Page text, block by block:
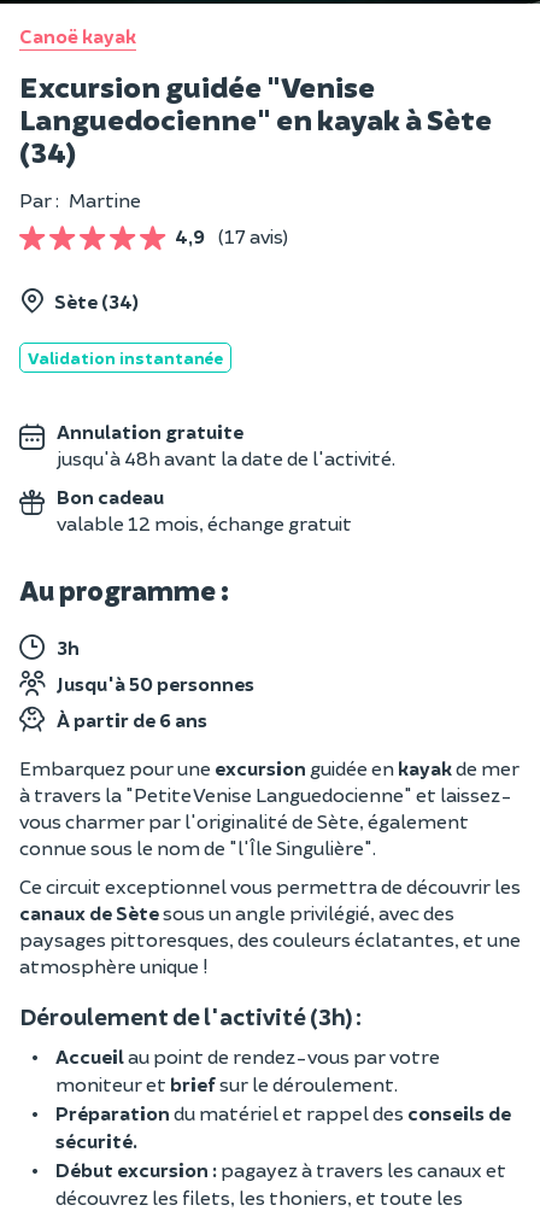
Canoë kayak
Excursion guidée "Venise
Languedocienne" en kayak à Sète
(34)
Par : Martine
4,9 (17 avis)
Sète (34)
Validation instantanée
Annulation gratuite
jusqu'à 48h avant la date de l'activité.
Bon cadeau
valable 12 mois, échange gratuit
Au programme :
3h
Jusqu'à 50 personnes
À partir de 6 ans
Embarquez pour une excursion guidée en kayakde mer
à travers la "Petite Venise Languedocienne" et laissez-
vous charmer par l'originalité de Sète, également
connue sous le nom de "l'Île Singulière".
Ce circuit exceptionnel vous permettra de découvrir les
canaux de Sètesous un angle privilégié, avec des
paysages pittoresques, des couleurs éclatantes, et une
atmosphère unique !
Déroulement de l'activité (3h) :
Accueilau point de rendez-vous par votre
moniteur et briefsur le déroulement.
Préparation du matériel et rappel des conseils de
sécurité.
Début excursion : pagayez à travers les canaux et
découvrez les filets, les thoniers, et toute les